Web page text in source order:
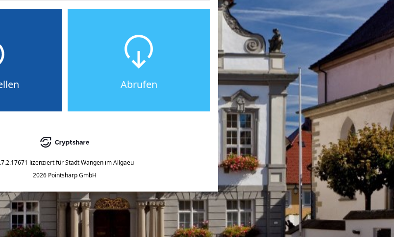
Abrufen
lizenziert für Stadt Wangen im Allgaeu
2026 Pointsharp GmbH